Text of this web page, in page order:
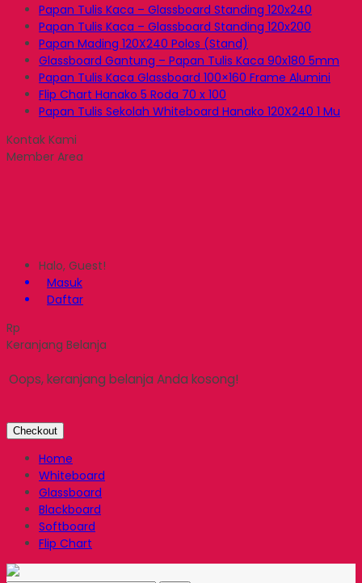
Papan Tulis Kaca – Glassboard Standing 120x240
Papan Tulis Kaca – Glassboard Standing 120x200
Papan Mading 120X240 Polos (Stand)
Glassboard Gantung – Papan Tulis Kaca 90x180 5mm
Papan Tulis Kaca Glassboard 100×160 Frame Alumini
Flip Chart Hanako 5 Roda 70 x 100
Papan Tulis Sekolah Whiteboard Hanako 120X240 1 Mu
Kontak Kami
Member Area
Halo, Guest!
Masuk
Daftar
Rp
Keranjang Belanja
Oops, keranjang belanja Anda kosong!
Checkout
Home
Whiteboard
Glassboard
Blackboard
Softboard
Flip Chart